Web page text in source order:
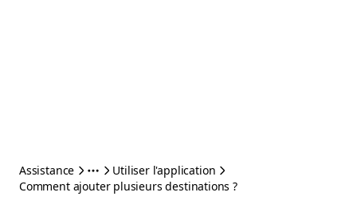
Assistance
Utiliser l'application
Comment ajouter plusieurs destinations ?